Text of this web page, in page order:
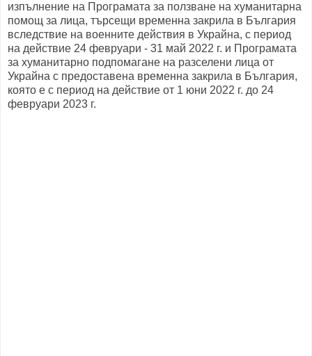
изпълнение на Програмата за ползване на хуманитарна
помощ за лица, търсещи временна закрила в България
вследствие на военните действия в Украйна, с период
на действие 24 февруари - 31 май 2022 г. и Програмата
за хуманитарно подпомагане на разселени лица от
Украйна с предоставена временна закрила в България,
която е с период на действие от 1 юни 2022 г. до 24
февруари 2023 г.